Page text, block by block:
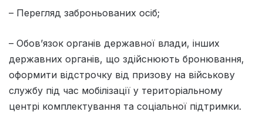
– Перегляд заброньованих осіб;
– Обов’язок органів державної влади, інших
державних органів, що здійснюють бронювання,
оформити відстрочку від призову на військову
службу під час мобілізації у територіальному
центрі комплектування та соціальної підтримки.